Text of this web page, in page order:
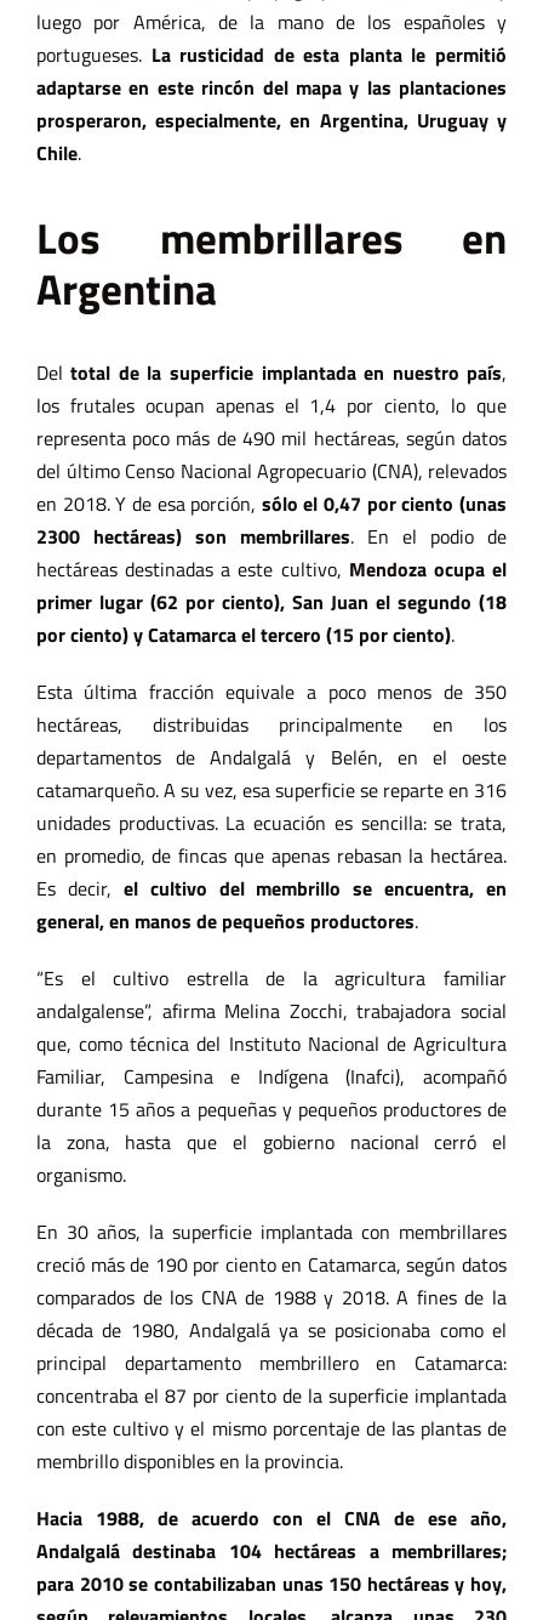
luego por América, de la mano de los españoles y
portugueses. La rusticidad de esta planta le permitió
adaptarse en este rincón del mapa y las plantaciones
prosperaron, especialmente, en Argentina, Uruguay y
Chile.
Los membrillares en
Argentina
Del total de la superficie implantada en nuestro país,
los frutales ocupan apenas el 1,4 por ciento, lo que
representa poco más de 490 mil hectáreas, según datos
del último Censo Nacional Agropecuario (CNA), relevados
en 2018. Y de esa porción, sólo el 0,47 por ciento (unas
2300 hectáreas) son membrillares. En el podio de
hectáreas destinadas a este cultivo, Mendoza ocupa el
primer lugar (62 por ciento), San Juan el segundo (18
por ciento) y Catamarca el tercero (15 por ciento).
Esta última fracción equivale a poco menos de 350
hectáreas, distribuidas principalmente en los
departamentos de Andalgalá y Belén, en el oeste
catamarqueño. A su vez, esa superficie se reparte en 316
unidades productivas. La ecuación es sencilla: se trata,
en promedio, de fincas que apenas rebasan la hectárea.
Es decir, el cultivo del membrillo se encuentra, en
general, en manos de pequeños productores.
“Es el cultivo estrella de la agricultura familiar
andalgalense”, afirma Melina Zocchi, trabajadora social
que, como técnica del Instituto Nacional de Agricultura
Familiar, Campesina e Indígena (Inafci), acompañó
durante 15 años a pequeñas y pequeños productores de
la zona, hasta que el gobierno nacional cerró el
organismo.
En 30 años, la superficie implantada con membrillares
creció más de 190 por ciento en Catamarca, según datos
comparados de los CNA de 1988 y 2018. A fines de la
década de 1980, Andalgalá ya se posicionaba como el
principal departamento membrillero en Catamarca:
concentraba el 87 por ciento de la superficie implantada
con este cultivo y el mismo porcentaje de las plantas de
membrillo disponibles en la provincia.
Hacia 1988, de acuerdo con el CNA de ese año,
Andalgalá destinaba 104 hectáreas a membrillares;
para 2010 se contabilizaban unas 150 hectáreas y hoy,